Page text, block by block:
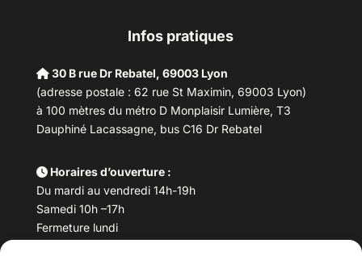
Infos pratiques
30 B rue Dr Rebatel, 69003 Lyon
(adresse postale : 62 rue St Maximin, 69003 Lyon)
à 100 mètres du métro D Monplaisir Lumière, T3
Dauphiné Lacassagne, bus C16 Dr Rebatel
Horaires d’ouverture :
Du mardi au vendredi 14h-19h
Samedi 10h –17h
Fermeture lundi